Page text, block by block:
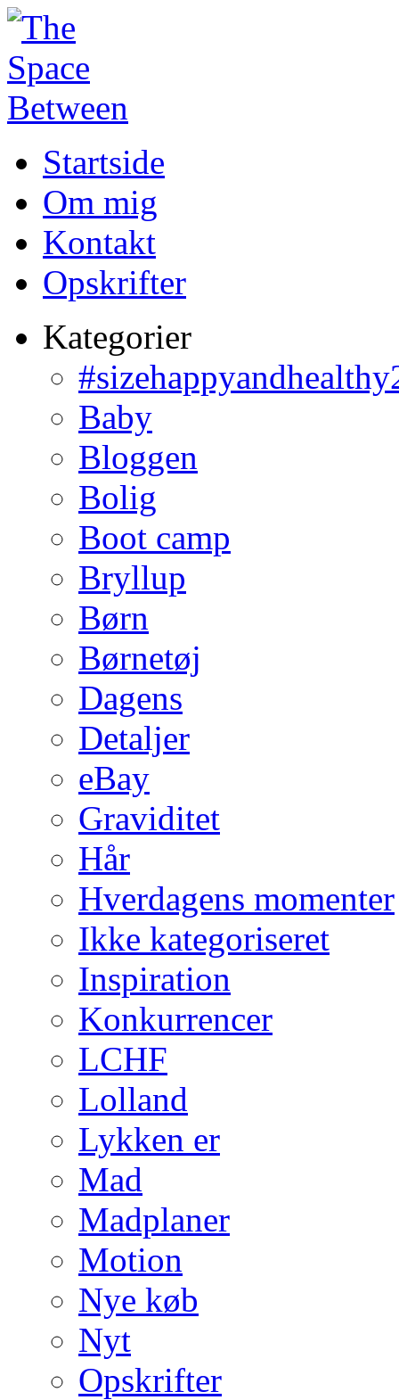
Startside
Om mig
Kontakt
Opskrifter
Kategorier
Baby
Bloggen
Bolig
Boot camp
Bryllup
Børn
Børnetøj
Dagens
Detaljer
eBay
Graviditet
Hår
Hverdagens momenter
Ikke kategoriseret
Inspiration
Konkurrencer
LCHF
Lolland
Lykken er
Mad
Madplaner
Motion
Nye køb
Nyt
Opskrifter